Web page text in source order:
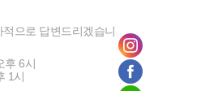
으로 답변드리겠습니
후 6시
1시